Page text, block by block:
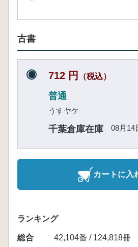
古書
712 円 （税込）
普通
うすヤケ
千葉倉庫在庫 08月14
カートに入
ランキング
総合
42,104番 / 124,818冊